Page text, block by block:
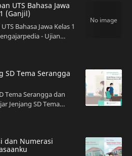
UTS Bahasa Jawa
(Ganjil)
Bahasa Jawa Kelas 1
- Ujian
salah satu
di per…
SD Tema Serangga
Tema Serangga dan
- Hai…
dan Numerasi